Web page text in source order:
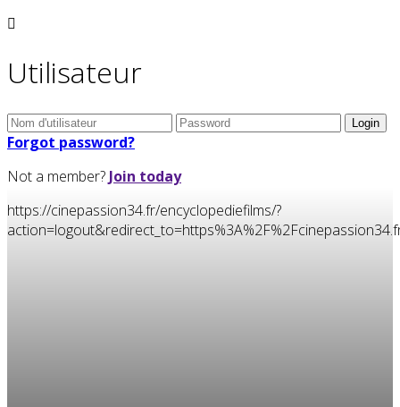
Utilisateur
Forgot password?
Not a member? Join today
https://cinepassion34.fr/encyclopediefilms/?